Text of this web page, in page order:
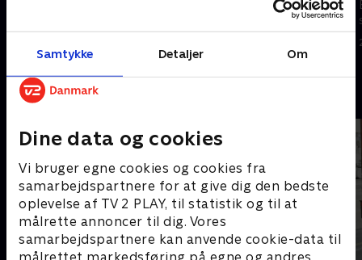
Samtykke Detaljer Om
Dine data og cookies
Vi bruger egne cookies og cookies fra
samarbejdspartnere for at give dig den bedste
oplevelse af TV 2 PLAY, til statistik og til at
målrette annoncer til dig. Vores
samarbejdspartnere kan anvende cookie-data til
målrettet markedsføring på egne og andres
ved ikke, hvor de skadede er.
faldulykke og bliver fløjet til
sygehuset. Men hendes mand
er stadig forsvundet i fjeldet.
Andre så også